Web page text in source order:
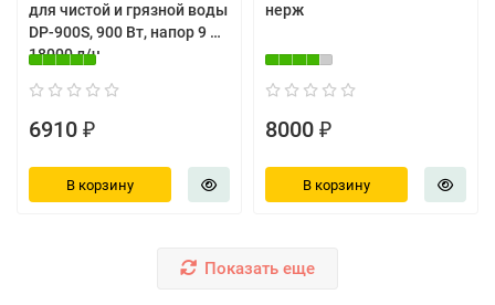
для чистой и грязной воды
DP-900S, 900 Вт, напор 9 м,
18000 л/ч
6910 ₽
В корзину
нерж
8000 ₽
В корзину
Показать еще